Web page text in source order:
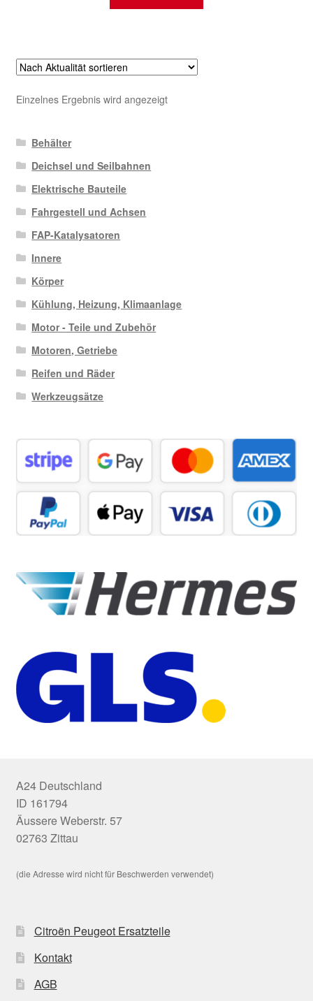
Einzelnes Ergebnis wird angezeigt
Behälter
Deichsel und Seilbahnen
Elektrische Bauteile
Fahrgestell und Achsen
FAP-Katalysatoren
Innere
Körper
Kühlung, Heizung, Klimaanlage
Motor - Teile und Zubehör
Motoren, Getriebe
Reifen und Räder
Werkzeugsätze
A24 Deutschland
ID 161794
Äussere Weberstr. 57
02763 Zittau
(die Adresse wird nicht für Beschwerden verwendet)
Citroën Peugeot Ersatzteile
Kontakt
AGB